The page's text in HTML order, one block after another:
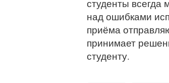
студенты всегда
над ошибками
приёма
принимает
студенту.